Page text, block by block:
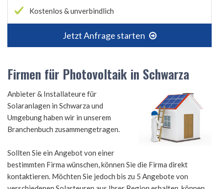
Kostenlos & unverbindlich
Jetzt Anfrage starten
Firmen für Photovoltaik in Schwarza
Anbieter & Installateure für
Solaranlagen in Schwarza und
Umgebung haben wir in unserem
Branchenbuch zusammengetragen.
Sollten Sie ein Angebot von einer
bestimmten Firma wünschen, können Sie die Firma direkt
kontaktieren. Möchten Sie jedoch bis zu 5 Angebote von